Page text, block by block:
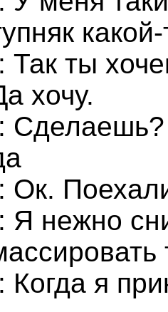
Так ты
хочу.
Сделаешь?
Ок.
Я нежно
Когда я